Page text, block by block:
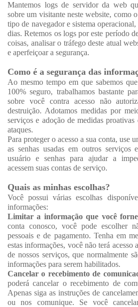
Mantemos logs de servidor da web
sobre um visitante neste website, como
tipo de navegador e sistema
dias. Retemos os logs por este período
coisas, analisar o tráfego deste atual
e aperfeiçoar a segurança.
Como é a segurança das
Ao mesmo tempo em que sabemos
100% seguro, trabalhamos bastante
sobre você contra acesso não
destruição. Adotamos medidas por
serviços e adoção de medidas
ataques.
Para proteger o acesso a sua conta, use
as senhas usadas em outros serviços
usuário e senhas para ajudar a
acessem suas contas de serviço.
Quais as minhas escolhas?
Você possui várias escolhas
informações:
Limitar a informação que você
conta conosco, você pode escolher
pessoais e de pagamento. Tenha em
estas informações, você não terá acesso
de nossos serviços, que normalmente
informações para serem habilitados.
Cancelar o recebimento de
poderá cancelar o recebimento de
Apenas siga as instruções de
ou nos comunique. Se você